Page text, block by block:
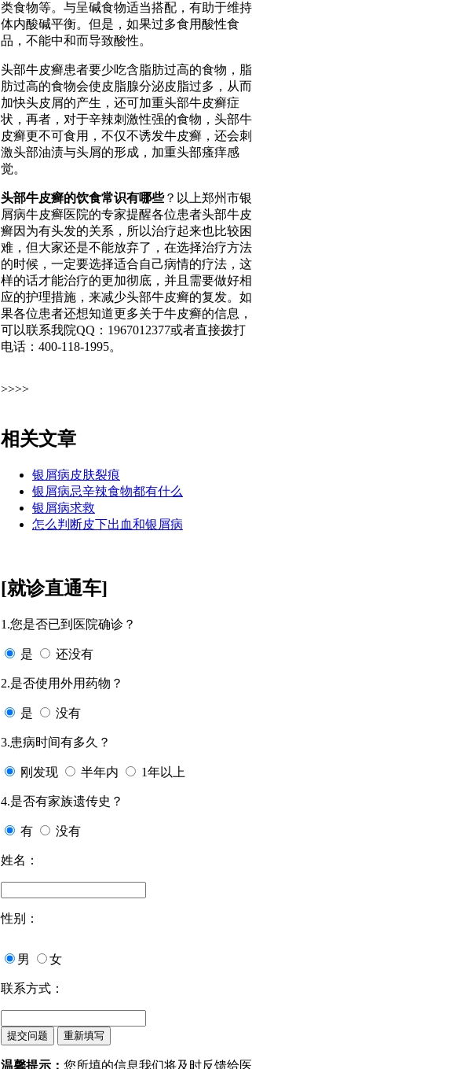
类食物等。与呈碱食物适当搭配，有助于维持
体内酸碱平衡。但是，如果过多食用酸性食
品，不能中和而导致酸性。
头部牛皮癣患者要少吃含脂肪过高的食物，脂
肪过高的食物会使皮脂腺分泌皮脂过多，从而
加快头皮屑的产生，还可加重头部牛皮癣症
状，再者，对于辛辣刺激性强的食物，头部牛
皮癣更不可食用，不仅不诱发牛皮癣，还会刺
激头部油渍与头屑的形成，加重头部瘙痒感
觉。
头部牛皮癣的饮食常识有哪些？以上郑州市银
屑病牛皮癣医院的专家提醒各位患者头部牛皮
癣因为有头发的关系，所以治疗起来也比较困
难，但大家还是不能放弃了，在选择治疗方法
的时候，一定要选择适合自己病情的疗法，这
样的话才能治疗的更加彻底，并且需要做好相
应的护理措施，来减少头部牛皮癣的复发。如
果各位患者还想知道更多关于牛皮癣的信息，
可以联系我院QQ：1967012377或者直接拨打
电话：400-118-1995。
>>>>
相关文章
银屑病皮肤裂痕
银屑病忌辛辣食物都有什么
银屑病求救
怎么判断皮下出血和银屑病
[就诊直通车]
1.您是否已到医院确诊？
是 还没有
2.是否使用外用药物？
是 没有
3.患病时间有多久？
刚发现 半年内 1年以上
4.是否有家族遗传史？
有 没有
姓名：
性别：
男 女
联系方式：
温馨提示： 您所填的信息我们将及时反馈给医